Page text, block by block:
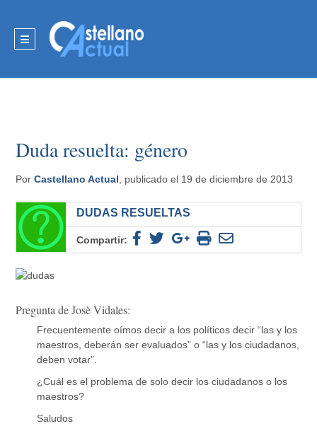
Duda resuelta: género
PorCastellano Actual , publicado el 19 de diciembre de 2013
DUDAS RESUELTAS
Compartir:
Pregunta de Josè Vidales:
Frecuentemente oímos decir a los políticos decir “las y los
maestros, deberán ser evaluados” o “las y los ciudadanos,
deben votar”.
¿Cuál es el problema de solo decir los ciudadanos o los
maestros?
Saludos